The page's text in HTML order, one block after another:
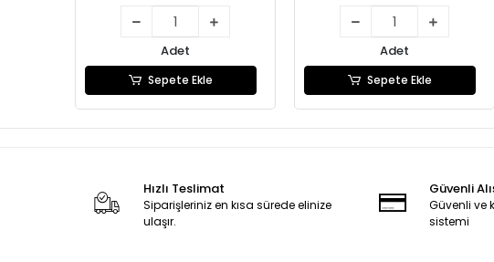
Adet
Sepete Ekle
Adet
Sepete Ekle
Hızlı Teslimat
Siparişleriniz en kısa sürede elinize
ulaşır.
Güvenli
Güvenli ve
sistemi